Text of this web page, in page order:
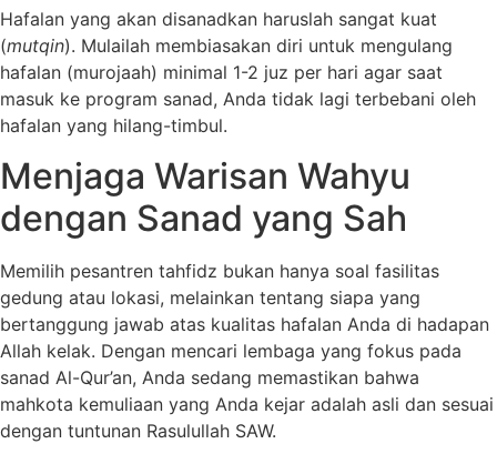
Hafalan yang akan disanadkan haruslah sangat kuat
(mutqin). Mulailah membiasakan diri untuk mengulang
hafalan (murojaah) minimal 1-2 juz per hari agar saat
masuk ke program sanad, Anda tidak lagi terbebani oleh
hafalan yang hilang-timbul.
Menjaga Warisan Wahyu
dengan Sanad yang Sah
Memilih pesantren tahfidz bukan hanya soal fasilitas
gedung atau lokasi, melainkan tentang siapa yang
bertanggung jawab atas kualitas hafalan Anda di hadapan
Allah kelak. Dengan mencari lembaga yang fokus pada
sanad Al-Qur’an, Anda sedang memastikan bahwa
mahkota kemuliaan yang Anda kejar adalah asli dan sesuai
dengan tuntunan Rasulullah SAW.